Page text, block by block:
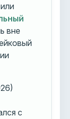
вне
с